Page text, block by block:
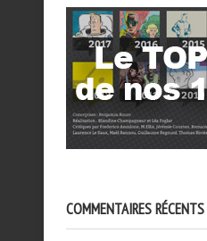
COMMENTAIRES RÉCENTS